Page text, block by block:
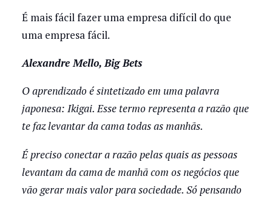
É mais fácil fazer uma empresa difícil do que
uma empresa fácil.
Alexandre Mello, Big Bets
O aprendizado é sintetizado em uma palavra
japonesa: Ikigai. Esse termo representa a razão que
te faz levantar da cama todas as manhãs.
É preciso conectar a razão pelas quais as pessoas
levantam da cama de manhã com os negócios que
vão gerar mais valor para sociedade. Só pensando